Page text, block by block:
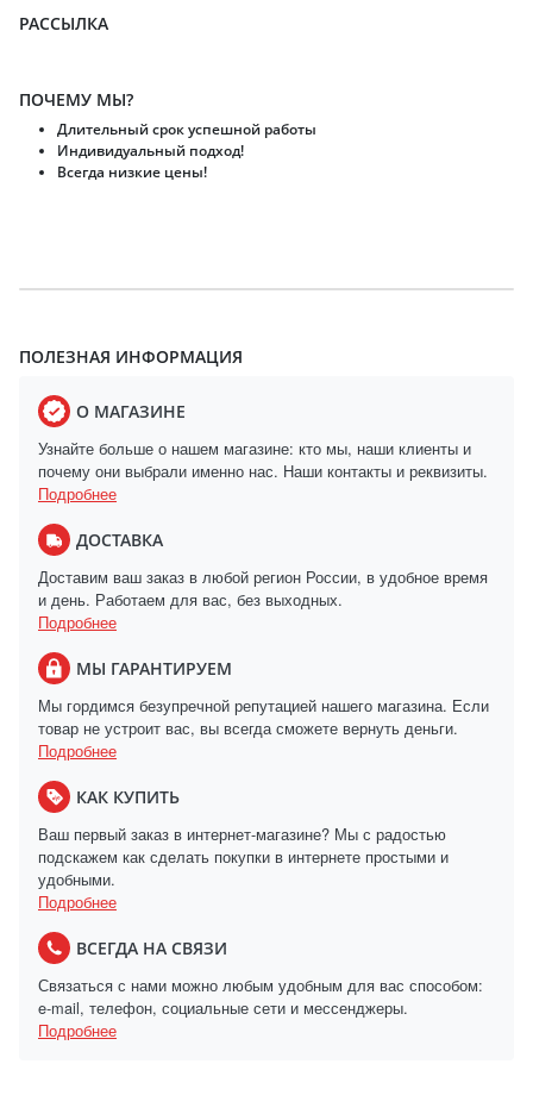
РАССЫЛКА
ПОЧЕМУ МЫ?
Длительный срок успешной работы
Индивидуальный подход!
Всегда низкие цены!
ПОЛЕЗНАЯ ИНФОРМАЦИЯ
О МАГАЗИНЕ
Узнайте больше о нашем магазине: кто мы, наши клиенты и
почему они выбрали именно нас. Наши контакты и реквизиты.
Подробнее
ДОСТАВКА
Доставим ваш заказ в любой регион России, в удобное время
и день. Работаем для вас, без выходных.
Подробнее
МЫ ГАРАНТИРУЕМ
Мы гордимся безупречной репутацией нашего магазина. Если
товар не устроит вас, вы всегда сможете вернуть деньги.
Подробнее
КАК КУПИТЬ
Ваш первый заказ в интернет-магазине? Мы с радостью
подскажем как сделать покупки в интернете простыми и
удобными.
Подробнее
ВСЕГДА НА СВЯЗИ
Связаться с нами можно любым удобным для вас способом:
e-mail, телефон, социальные сети и мессенджеры.
Подробнее